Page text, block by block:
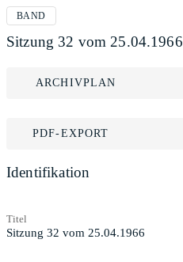
BAND
Sitzung 32 vom 25.04.1966
ARCHIVPLAN
PDF-EXPORT
Identifikation
Titel
Sitzung 32 vom 25.04.1966